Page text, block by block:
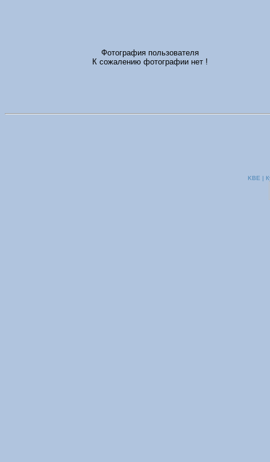
Фотография пользователя
К сожалению фотографии нет !
KBE |